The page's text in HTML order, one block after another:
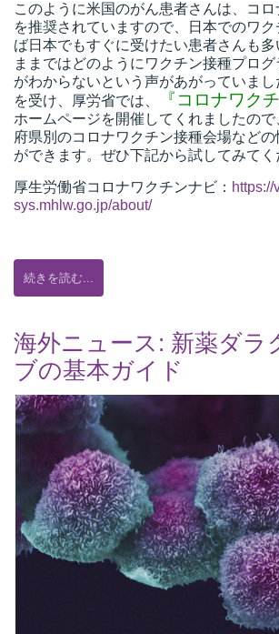
このように米国のがん患者さんは、コ
を推奨されていますので、日本でのワ
ば日本でもすぐに受けたい患者さんも
ままではどのようにワクチン接種プロ
がわからないという声があがっていま
を受け、厚労省では、
『コロナワク
ホームページを開催してくれましたの
府県別のコロナワクチン接種会場など
ができます。ぜひ下記から試してみてく
厚生労働省コロナワクチンナビ： https://
sys.mhlw.go.jp/about/
続きを読む...
海外ニュース: 新薬ダラ
ブの基本ガイド